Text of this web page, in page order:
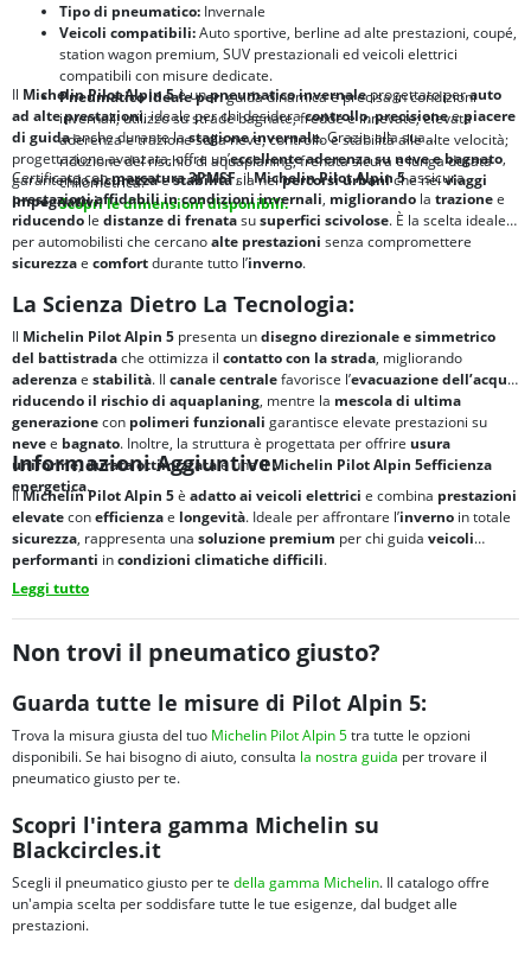
Tipo di pneumatico: Invernale
Veicoli compatibili:Auto sportive, berline ad alte prestazioni, coupé,
station wagon premium, SUV prestazionali ed veicoli elettrici
compatibili con misure dedicate.
Pneumatico ideale per:guida dinamica e precisa in condizioni
invernali; utilizzo su strade bagnate, fredde e innevate; elevata
aderenza e trazione sulla neve; controllo e stabilità alle alte velocità;
riduzione del rischio di aquaplaning; frenata sicura e lunga durata
chilometrica.
Scopri le dimensioni disponibili.
Il Michelin Pilot Alpin 5è unpneumatico invernaleprogettato perauto
ad alte prestazioni, ideale per chi desideracontrollo,precisioneepiacere
di guidaanche durante lastagione invernale. Grazie alla sua
progettazione avanzata, offre un’eccellenteaderenza su neve e bagnato,
garantendosicurezzaestabilitàsia neipercorsi urbaniche neiviaggi
impegnativi.
Certificato conmarcatura3PMSF, ilMichelin Pilot Alpin 5assicura
prestazioni affidabili in condizioni invernali, migliorando la trazionee
riducendo le distanze di frenatasusuperfici scivolose. È la scelta ideale
per automobilisti che cercanoalte prestazioni senza compromettere
sicurezzae comfortdurante tutto l’inverno.
La Scienza Dietro La Tecnologia:
Il Michelin Pilot Alpin 5 presenta undisegno direzionale e simmetrico
del battistradache ottimizza il contatto con la strada, migliorando
aderenzae stabilità. Il canale centralefavorisce l’evacuazione dell’acqua,
riducendo il rischio di aquaplaning, mentre la mescola di ultima
generazionecon polimeri funzionali garantisce elevate prestazioni su
nevee bagnato. Inoltre, la struttura è progettata per offrire usura
uniforme,durata ottimizzatae una IlMichelin Pilot Alpin 5efficienza
energetica.
Informazioni Aggiuntive:
IlMichelin Pilot Alpin 5è adatto ai veicoli elettrici e combina prestazioni
elevateconefficienzae longevità. Ideale per affrontare l’inverno in totale
sicurezza, rappresenta una soluzione premium per chi guida veicoli
performanti incondizioni climatiche difficili.
Leggi tutto
Non trovi il pneumatico giusto?
Guarda tutte le misure di Pilot Alpin 5:
Trova la misura giusta del tuo Michelin Pilot Alpin 5tra tutte le opzioni
disponibili. Se hai bisogno di aiuto, consulta la nostra guida per trovare il
pneumatico giusto per te.
Scopri l'intera gamma Michelin su
Blackcircles.it
Scegli il pneumatico giusto per te della gamma Michelin. Il catalogo offre
un'ampia scelta per soddisfare tutte le tue esigenze, dal budget alle
prestazioni.